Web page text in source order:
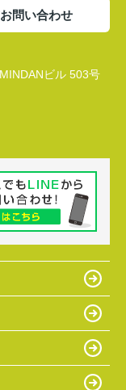
お問い合わせ
ビル 503号